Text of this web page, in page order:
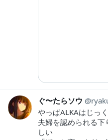
ぐ〜たらソウ
やっぱALKAはじっ
夫婦を認められる
しい